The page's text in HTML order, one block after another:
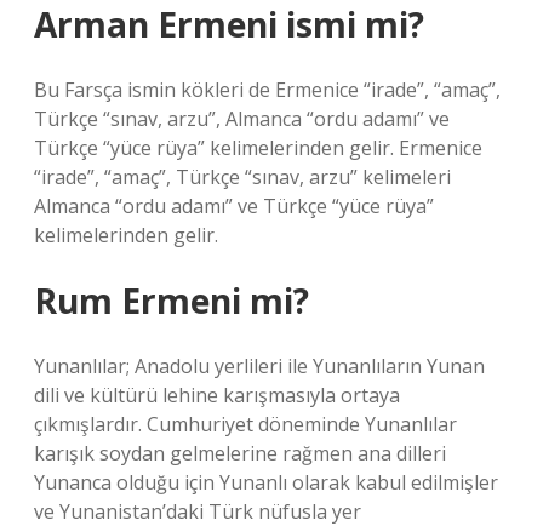
Arman Ermeni ismi mi?
Bu Farsça ismin kökleri de Ermenice “irade”, “amaç”,
Türkçe “sınav, arzu”, Almanca “ordu adamı” ve
Türkçe “yüce rüya” kelimelerinden gelir. Ermenice
“irade”, “amaç”, Türkçe “sınav, arzu” kelimeleri
Almanca “ordu adamı” ve Türkçe “yüce rüya”
kelimelerinden gelir.
Rum Ermeni mi?
Yunanlılar; Anadolu yerlileri ile Yunanlıların Yunan
dili ve kültürü lehine karışmasıyla ortaya
çıkmışlardır. Cumhuriyet döneminde Yunanlılar
karışık soydan gelmelerine rağmen ana dilleri
Yunanca olduğu için Yunanlı olarak kabul edilmişler
ve Yunanistan’daki Türk nüfusla yer